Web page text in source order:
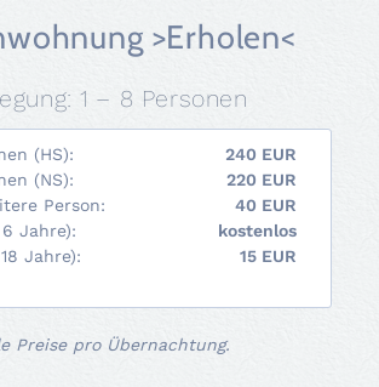
>Erholen<
1 – 8 Personen
(HS):
240 EUR
(NS):
220 EUR
Person:
40 EUR
Jahre):
kostenlos
Jahre):
15 EUR
Preise pro Übernachtung.